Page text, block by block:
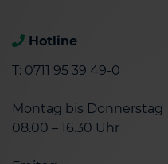
Hotline
T: 0711 95 39 49-0
Montag bis Donnerstag
08.00 – 16.30 Uhr